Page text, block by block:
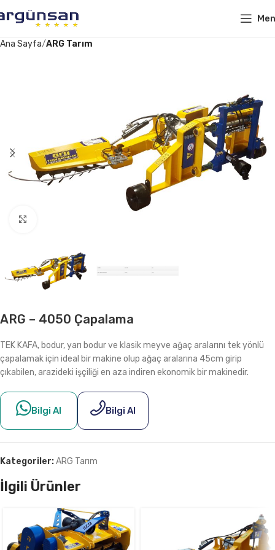
Ana Sayfa ARG Tarım
ARG – 4050 Çapalama
TEK KAFA, bodur, yarı bodur ve klasik meyve ağaç aralarını tek yönlü
çapalamak için ideal bir makine olup ağaç aralarına 45cm girip
çıkabilen, arazideki işçiliği en aza indiren ekonomik bir makinedir.
Bilgi Al Bilgi Al
Kategoriler:ARG Tarım
İlgili Ürünler